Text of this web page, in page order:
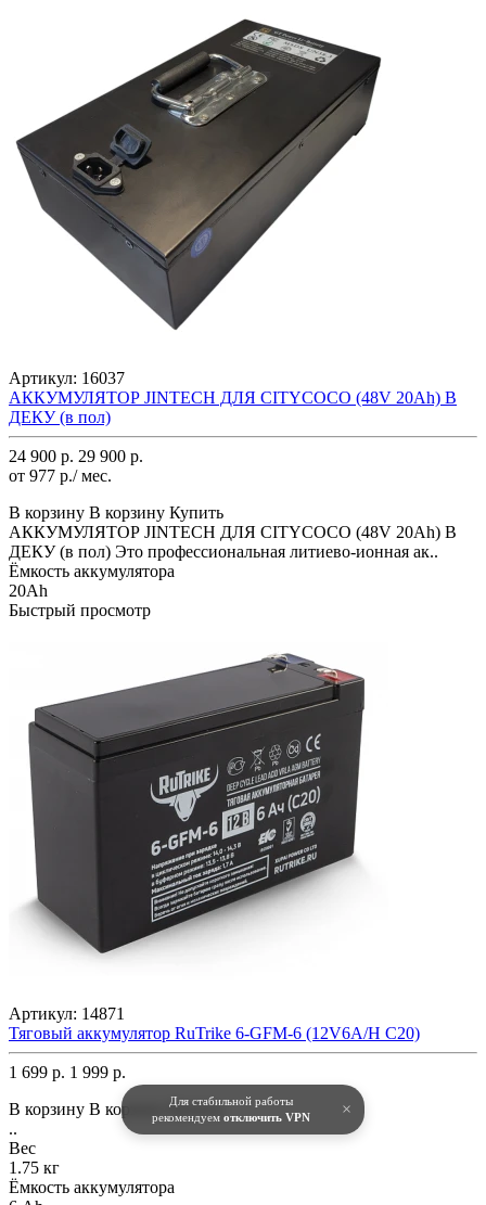
Для стабильной работы
рекомендуем отключить VPN ×
Артикул: 16037
АККУМУЛЯТОР JINTECH ДЛЯ CITYCOCO (48V 20Ah) В
ДЕКУ (в пол)
24 900 р. 29 900 р.
от 977 р./ мес.
В корзину В корзину Купить
АККУМУЛЯТОР JINTECH ДЛЯ CITYCOCO (48V 20Ah) В
ДЕКУ (в пол) Это профессиональная литиево-ионная ак..
Ёмкость аккумулятора
20Ah
Быстрый просмотр
Артикул: 14871
Тяговый аккумулятор RuTrike 6-GFM-6 (12V6A/H C20)
1 699 р. 1 999 р.
В корзину В корзину
Купить
..
Вес
1.75 кг
Ёмкость аккумулятора